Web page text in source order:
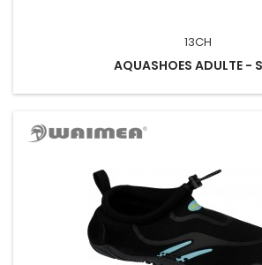
13CH
AQUASHOES ADULTE -